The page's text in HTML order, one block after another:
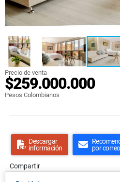
Precio de venta
$259.000.000
Pesos Colombianos
Descargar
información
por
Compartir